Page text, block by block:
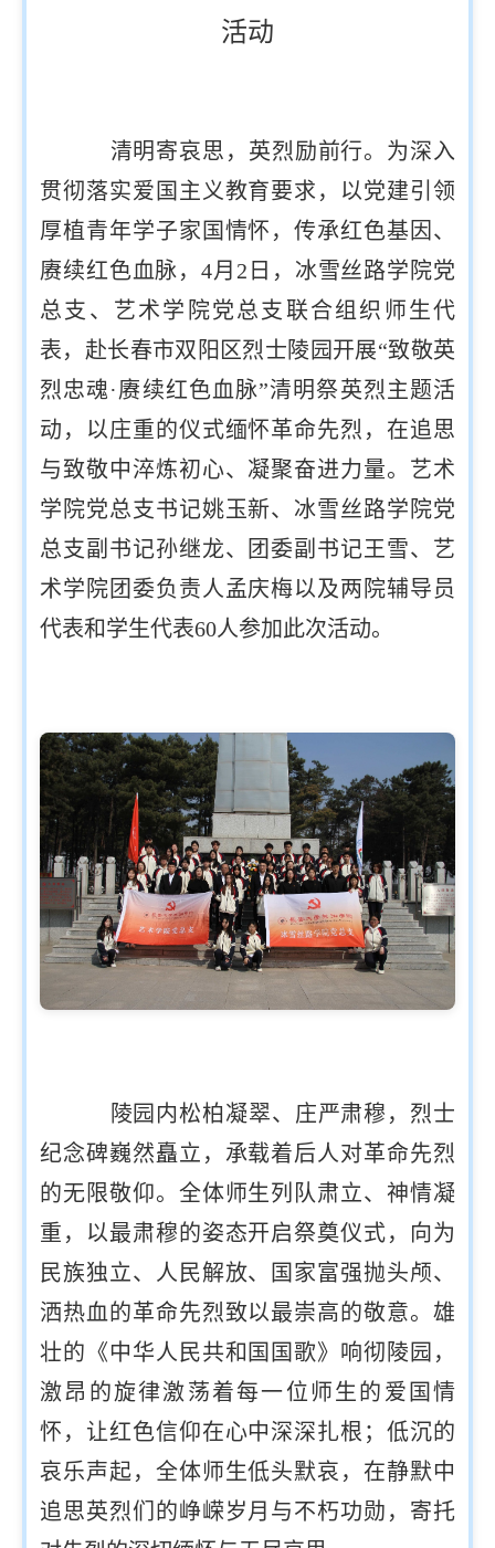
活动
清明寄哀思，英烈励前行。为深入
贯彻落实爱国主义教育要求，以党建引领
厚植青年学子家国情怀，传承红色基因、
赓续红色血脉，4月2日，冰雪丝路学院党
总支、艺术学院党总支联合组织师生代
表，赴长春市双阳区烈士陵园开展“致敬英
烈忠魂·赓续红色血脉”清明祭英烈主题活
动，以庄重的仪式缅怀革命先烈，在追思
与致敬中淬炼初心、凝聚奋进力量。艺术
学院党总支书记姚玉新、冰雪丝路学院党
总支副书记孙继龙、团委副书记王雪、艺
术学院团委负责人孟庆梅以及两院辅导员
代表和学生代表60人参加此次活动。
陵园内松柏凝翠、庄严肃穆，烈士
纪念碑巍然矗立，承载着后人对革命先烈
的无限敬仰。全体师生列队肃立、神情凝
重，以最肃穆的姿态开启祭奠仪式，向为
民族独立、人民解放、国家富强抛头颅、
洒热血的革命先烈致以最崇高的敬意。雄
壮的《中华人民共和国国歌》响彻陵园，
激昂的旋律激荡着每一位师生的爱国情
怀，让红色信仰在心中深深扎根；低沉的
哀乐声起，全体师生低头默哀，在静默中
追思英烈们的峥嵘岁月与不朽功勋，寄托